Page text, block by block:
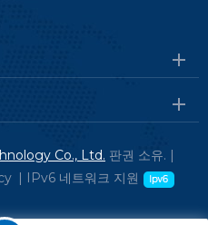
Co., Ltd. 판권 소유. |
| IPv6 네트워크 지원